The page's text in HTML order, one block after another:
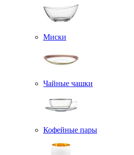
Миски
Чайные чашки
Кофейные пары